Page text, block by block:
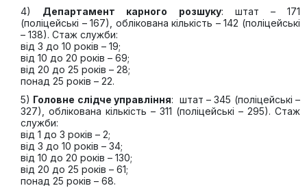
4) Департамент карного розшуку: штат – 171
(поліцейські – 167), облікована кількість – 142 (поліцейські
– 138). Стаж служби:
від 3 до 10 років – 19;
від 10 до 20 років – 69;
від 20 до 25 років – 28;
понад 25 років – 22.
5) Головне слідче управління: штат – 345 (поліцейські –
327), облікована кількість – 311 (поліцейські – 295). Стаж
служби:
від 1 до 3 років – 2;
від 3 до 10 років – 34;
від 10 до 20 років – 130;
від 20 до 25 років – 61;
понад 25 років – 68.